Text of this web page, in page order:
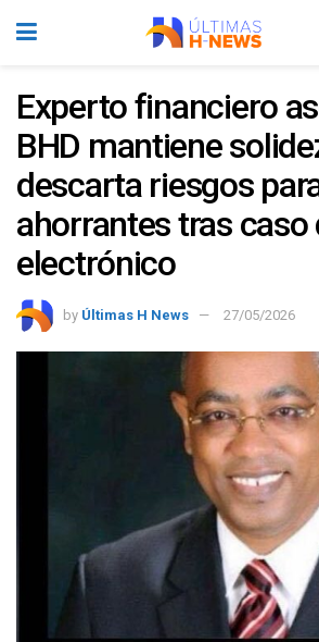
Experto financiero
BHD mantiene
descarta riesgos
ahorrantes tras caso
electrónico
by Últimas H News 27/05/2026